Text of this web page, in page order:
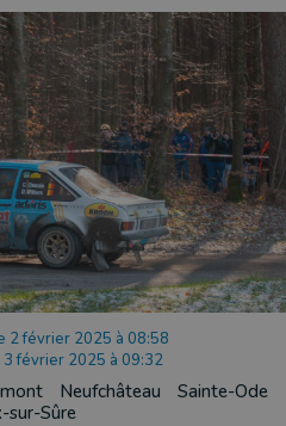
2 février 2025 à 08:58
février 2025 à 09:32
Neufchâteau
Sainte-Ode
sur-Sûre